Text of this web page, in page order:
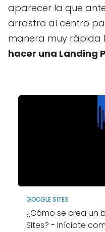
aparecer la que
arrastro al centro
manera muy rápida
hacer una Landing
GOOGLE SITES
¿Cómo se crea un
Sites? - Iníciate